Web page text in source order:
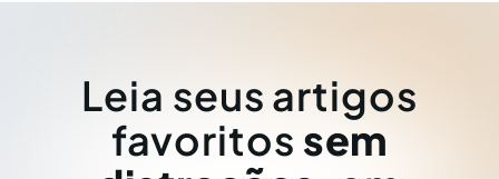
Leia seus artigos
favoritos sem